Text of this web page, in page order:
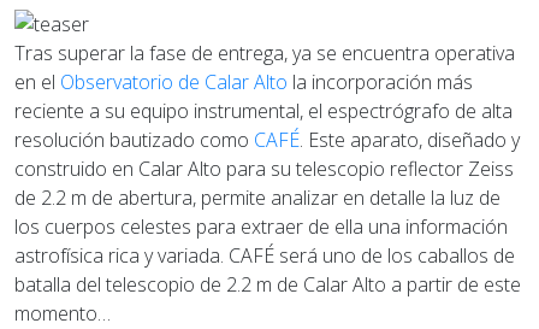
Tras superar la fase de entrega, ya se encuentra operativa
en el Observatorio de Calar Alto la incorporación más
reciente a su equipo instrumental, el espectrógrafo de alta
resolución bautizado como CAFÉ. Este aparato, diseñado y
construido en Calar Alto para su telescopio reflector Zeiss
de 2.2 m de abertura, permite analizar en detalle la luz de
los cuerpos celestes para extraer de ella una información
astrofísica rica y variada. CAFÉ será uno de los caballos de
batalla del telescopio de 2.2 m de Calar Alto a partir de este
momento…